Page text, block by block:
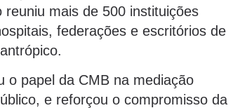
mais de 500 instituições
federações e escritórios de
o papel da CMB na mediação
e reforçou o compromisso da